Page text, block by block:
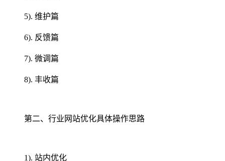
5). 维护篇
6). 反馈篇
7). 微调篇
8). 丰收篇
第二、行业网站优化具体操作思路
1). 站内优化